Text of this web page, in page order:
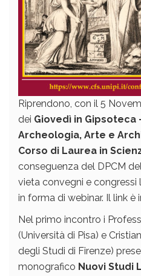
Riprendono, con il 5
dei Giovedì in Gipsoteca
Archeologia, Arte e
Corso di Laurea in
conseguenza del DPCM
vieta convegni e congressi
in forma di webinar. Il link
Nel primo incontro i
(Università di Pisa) e
degli Studi di Firenze)
monografico Nuovi Studi